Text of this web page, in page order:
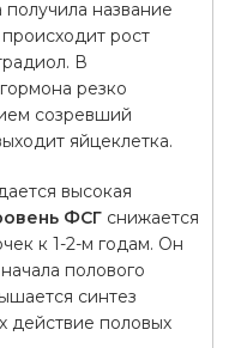
название
рост
В
резко
созревший
яйцеклетка.
высокая
ФСГснижается
к 1-2-м годам. Он
полового
синтез
действие половых